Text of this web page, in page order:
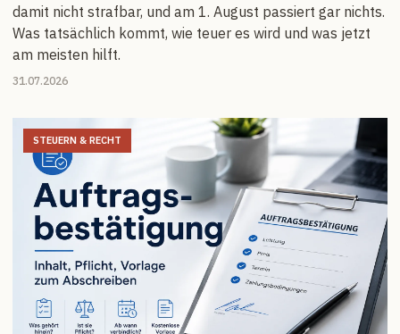
damit nicht strafbar, und am 1. August passiert gar nichts.
Was tatsächlich kommt, wie teuer es wird und was jetzt
am meisten hilft.
31.07.2026
STEUERN & RECHT